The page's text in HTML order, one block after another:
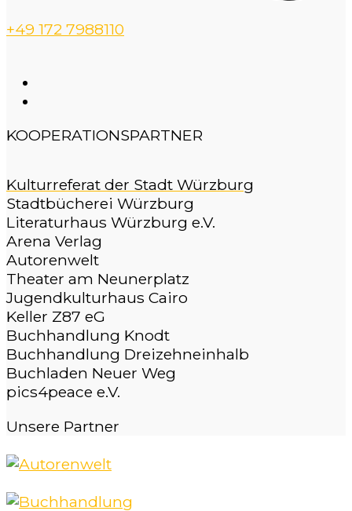
+49 172 7988110
KOOPERATIONSPARTNER
Kulturreferat der Stadt Würzburg
Stadtbücherei Würzburg
Literaturhaus Würzburg e.V.
Arena Verlag
Autorenwelt
Theater am Neunerplatz
Jugendkulturhaus Cairo
Keller Z87 eG
Buchhandlung Knodt
Buchhandlung Dreizehneinhalb
Buchladen Neuer Weg
pics4peace e.V.
Unsere Partner